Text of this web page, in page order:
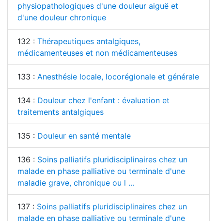
physiopathologiques d'une douleur aiguë et
d'une douleur chronique
132 : Thérapeutiques antalgiques,
médicamenteuses et non médicamenteuses
133 : Anesthésie locale, locorégionale et générale
134 : Douleur chez l'enfant : évaluation et
traitements antalgiques
135 : Douleur en santé mentale
136 : Soins palliatifs pluridisciplinaires chez un
malade en phase palliative ou terminale d'une
maladie grave, chronique ou l ...
137 : Soins palliatifs pluridisciplinaires chez un
malade en phase palliative ou terminale d'une